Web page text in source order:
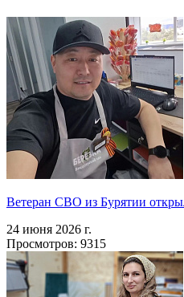
Ветеран СВО из Бурятии
24 июня 2026 г.
Просмотров: 9315